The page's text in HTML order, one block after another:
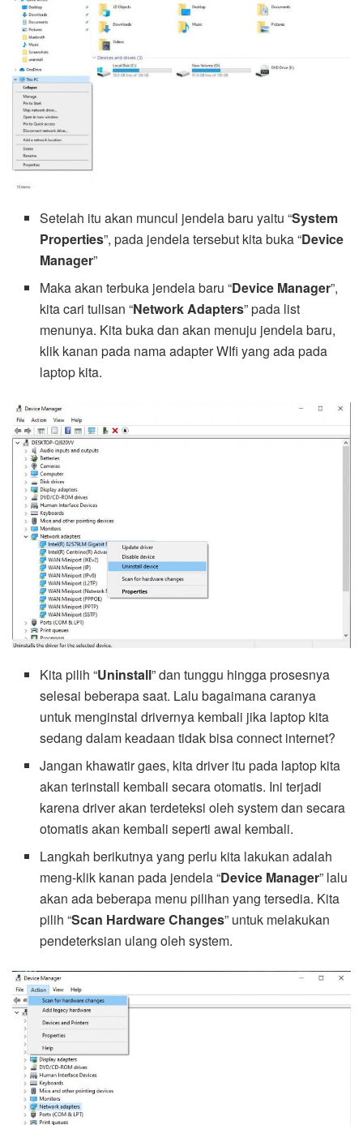
Setelah itu akan muncul jendela baru yaitu “System
Properties”, pada jendela tersebut kita buka “Device
Manager”
Maka akan terbuka jendela baru “Device Manager”,
kita cari tulisan “Network Adapters” pada list
menunya. Kita buka dan akan menuju jendela baru,
klik kanan pada nama adapter WIfi yang ada pada
laptop kita.
Kita pilih “Uninstall” dan tunggu hingga prosesnya
selesai beberapa saat. Lalu bagaimana caranya
untuk menginstal drivernya kembali jika laptop kita
sedang dalam keadaan tidak bisa connect internet?
Jangan khawatir gaes, kita driver itu pada laptop kita
akan terinstall kembali secara otomatis. Ini terjadi
karena driver akan terdeteksi oleh system dan secara
otomatis akan kembali seperti awal kembali.
Langkah berikutnya yang perlu kita lakukan adalah
meng-klik kanan pada jendela “Device Manager” lalu
akan ada beberapa menu pilihan yang tersedia. Kita
pilih “Scan Hardware Changes” untuk melakukan
pendeterksian ulang oleh system.